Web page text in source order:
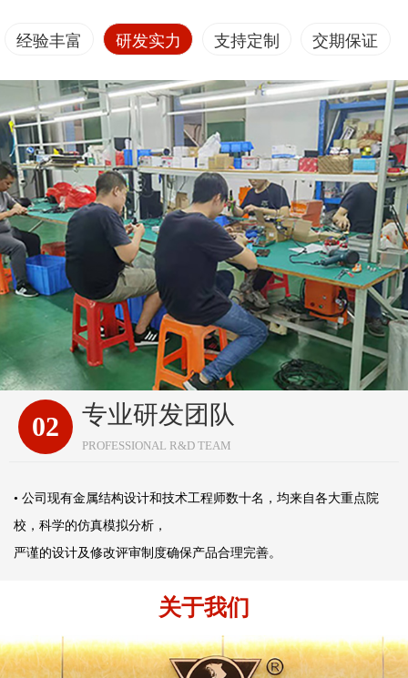
经验丰富 研发实力 支持定制 交期保证
02 专业研发团队
PROFESSIONAL R&D TEAM
• 公司现有金属结构设计和技术工程师数十名，均来自各大重点院
校，科学的仿真模拟分析，
严谨的设计及修改评审制度确保产品合理完善。
关于我们